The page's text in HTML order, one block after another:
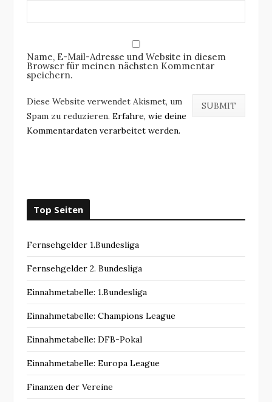
Name, E-Mail-Adresse und Website in diesem
Browser für meinen nächsten Kommentar
speichern.
Diese Website verwendet Akismet, um
Spam zu reduzieren. Erfahre, wie deine
Kommentardaten verarbeitet werden.
Top Seiten
Fernsehgelder 1.Bundesliga
Fernsehgelder 2. Bundesliga
Einnahmetabelle: 1.Bundesliga
Einnahmetabelle: Champions League
Einnahmetabelle: DFB-Pokal
Einnahmetabelle: Europa League
Finanzen der Vereine